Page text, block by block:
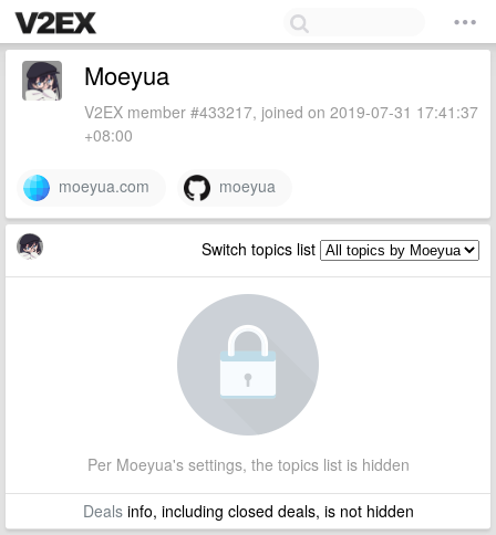
Moeyua
V2EX member #433217, joined on 2019-07-31 17:41:37
+08:00
moeyua.com moeyua
Switch topics list
Per Moeyua's settings, the topics list is hidden
Dealsinfo, including closed deals, is not hidden